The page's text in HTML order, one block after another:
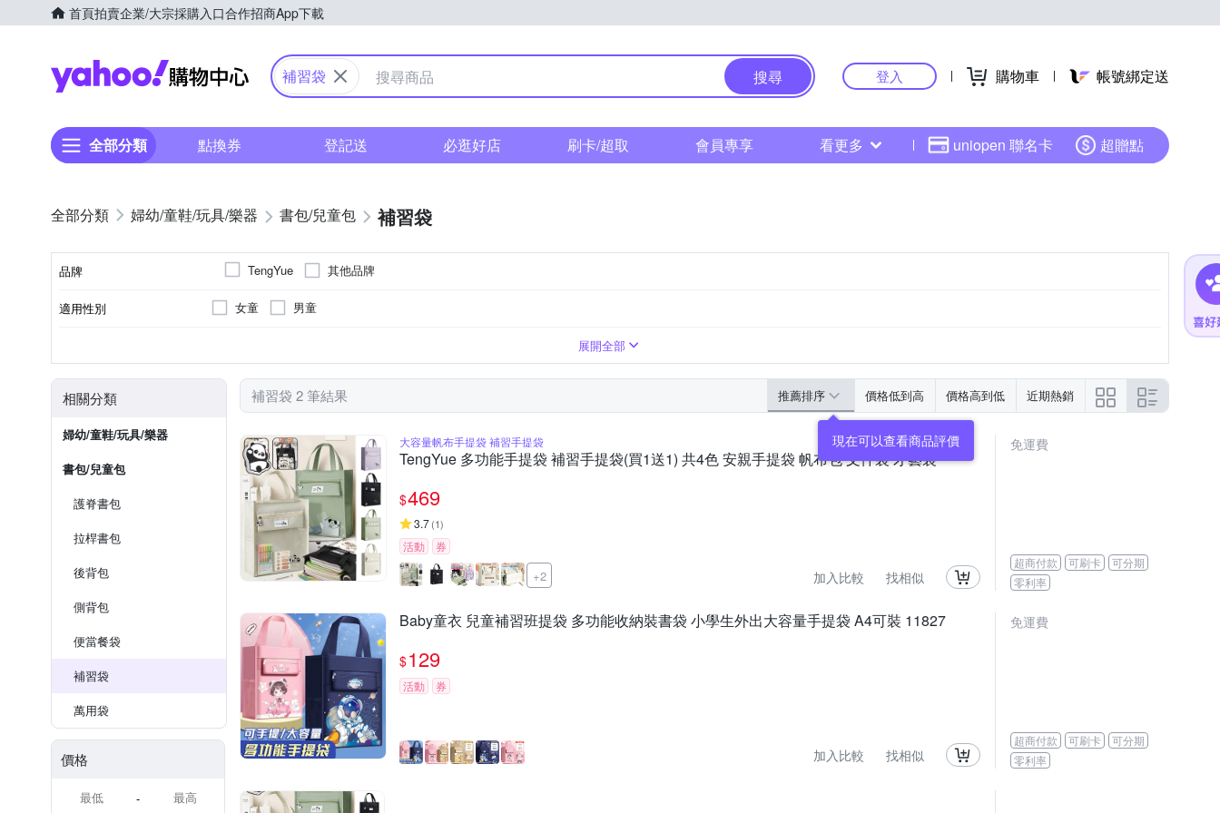
首頁拍賣企業/大宗採購入口合作招商App下載
Yahoo購物中心
補習袋 搜尋 登入 購物車 帳號綁定送
全部分類 點換券 登記送 必逛好店 刷卡/超取 會員專享 看更多 uniopen 聯名卡 超贈點
婦幼/童鞋/玩具/樂器 書包/兒童包 補習袋
品牌 TengYue 其他品牌
適用性別 女童 男童
展開全部
相關分類
婦幼/童鞋/玩具/樂器
書包/兒童包
護脊書包
拉桿書包
後背包
側背包
便當餐袋
補習袋
萬用袋
價格
-
補習袋 2 筆結果 推薦排序 價格低到高 價格高到低 近期熱銷
現在可以查看商品評價
大容量帆布手提袋 補習手提袋
TengYue 多功能手提袋 補習手提袋(買1送1) 共4色 安親手提袋 帆布包 文件袋 才藝袋
$469
3.7(1)
活動 券
+2 加入比較 找相似
免運費
超商付款 可刷卡
可分期
零利率
Baby童衣 兒童補習班提袋 多功能收納裝書袋 小學生外出大容量手提袋 A4可裝 11827
$129
活動 券
加入比較 找相似
免運費
超商付款 可刷卡
可分期
零利率